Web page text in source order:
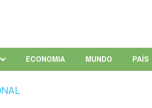
ECONOMIA MUNDO PAÍS